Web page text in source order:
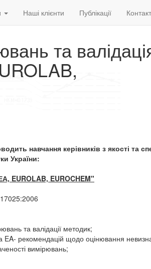
Наші клієнти Публікації
та
навчання керівників з якості та
України:
EUROLAB, EUROCHEM"
17025:2006
та валідації методик;
рекомендацій щодо оцінювання
вимірювань;